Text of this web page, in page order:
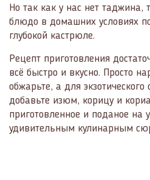
Но так как у нас нет таджина,
блюдо в домашних условиях
глубокой кастрюле.
Рецепт приготовления
всё быстро и вкусно. Просто
обжарьте, а для экзотического
добавьте изюм, корицу и
приготовленное и поданое на
удивительным кулинарным